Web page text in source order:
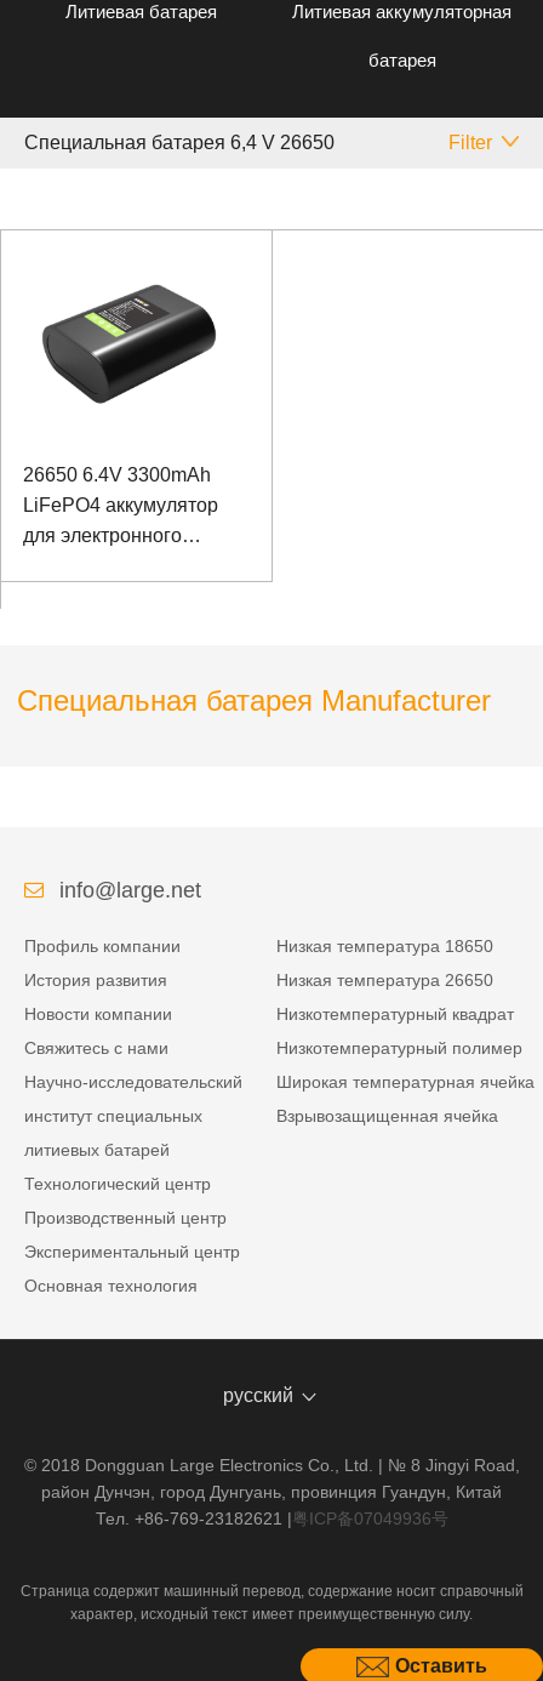
Литиевая батарея Литиевая аккумуляторная
батарея
Специальная батарея 6,4 V 26650 Filter
26650 6.4V 3300mAh
LiFePO4 аккумулятор
для электронного
Специальная батарея Manufacturer
Оставить
info@large.net
Профиль компании
История развития
Новости компании
Свяжитесь с нами
Научно-исследовательский
институт специальных
литиевых батарей
Технологический центр
Производственный центр
Экспериментальный центр
Основная технология
Низкая температура 18650
Низкая температура 26650
Низкотемпературный квадрат
Низкотемпературный полимер
Широкая температурная ячейка
Взрывозащищенная ячейка
русский
© 2018 Dongguan Large Electronics Co., Ltd. | № 8 Jingyi Road,
район Дунчэн, город Дунгуань, провинция Гуандун, Китай
Тел. +86-769-23182621 |粤ICP备07049936号
Страница содержит машинный перевод, содержание носит справочный
характер, исходный текст имеет преимущественную силу.